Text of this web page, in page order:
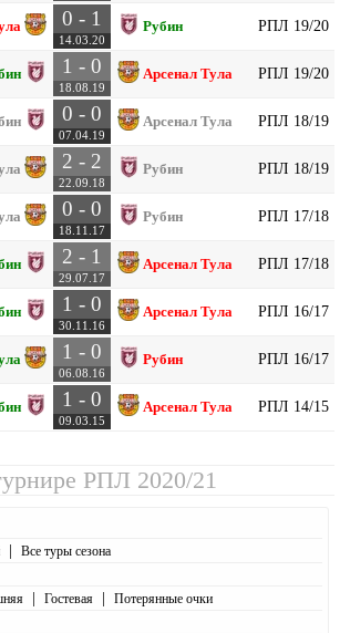
0 - 1
14.03.20
Рубин РПЛ 19/20
1 - 0
18.08.19
Арсенал Тула РПЛ 19/20
0 - 0
07.04.19
Арсенал Тула РПЛ 18/19
2 - 2
22.09.18
Рубин РПЛ 18/19
0 - 0
18.11.17
Рубин РПЛ 17/18
2 - 1
29.07.17
Арсенал Тула РПЛ 17/18
1 - 0
30.11.16
Арсенал Тула РПЛ 16/17
1 - 0
06.08.16
Рубин РПЛ 16/17
1 - 0
09.03.15
Арсенал Тула РПЛ 14/15
РПЛ 2020/21
| Все туры сезона
| Гостевая | Потерянные очки